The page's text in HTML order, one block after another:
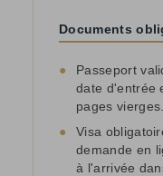
Documents
●
Passeport
date d'entrée
pages vierges.
●
Visa
demande en
à l'arrivée